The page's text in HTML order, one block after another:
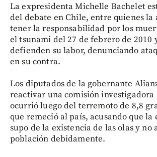
La expresidenta Michelle Bachelet
del debate en Chile, entre quienes la
tener la responsabilidad por los
el tsunami del 27 de febrero de 2010
defienden su labor, denunciando
en su contra.
Los diputados de la gobernante
reactivar una comisión investigadora
ocurrió luego del terremoto de 8,8
que remeció al país, acusando que
supo de la existencia de las olas y no
población debidamente.